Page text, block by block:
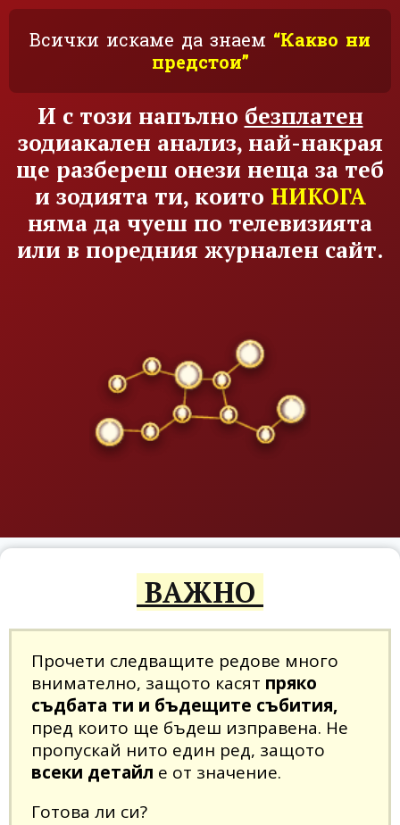
Всички искаме да знаем “Какво ни
предстои”
И с този напълно безплатен
зодиакален анализ, най-накрая
ще разбереш онези неща за теб
и зодията ти, които НИКОГА
няма да чуеш по телевизията
или в поредния журнален сайт.
ВАЖНО
Прочети следващите редове много
внимателно, защото касят пряко
съдбата ти и бъдещите събития,
пред които ще бъдеш изправена. Не
пропускай нито един ред, защото
всеки детайл е от значение.
Готова ли си?